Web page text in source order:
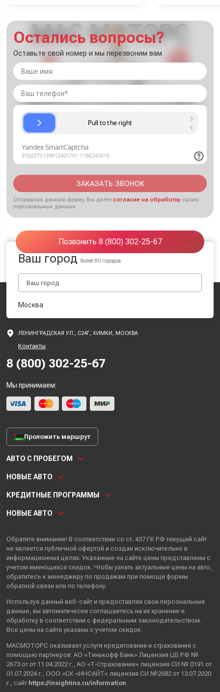
Остались вопросы?
Оставьте свой номер и мы перезвоним вам
ЗАКАЗАТЬ ЗВОНОК
Отправляя данную форму Вы даетесогласие на обработку своих
персональных данных
Позвонить 8 (800) 302-25-67
Ваш городболее 80 городов
Москва
ЛЕНИНГРАДСКАЯ УЛ., С24Г, ХИМКИ, МОСКВА
Контакты
8 (800) 302-25-67
Мы принимаем:
Проложить маршрут
АВТО С ПРОБЕГОМ
НОВЫЕ АВТО
КРЕДИТНЫЕ ПРОГРАММЫ
НОВЫЕ АВТО
Обратите внимание! В соответствии со ст. 437 ГК РФ текущий сайт
не является публичной офертой и создан исключительно в
информационных целях. Указанные на сайте цены представлены с
учетом имеющихся скидок. Чтобы узнать актуальные цены на авто,
обратитесь к менеджеру по продажам при помощи формы
обратной связи или по телефону.
Используя данный веб-сайт и предоставляя свои персональные
данные , вы автоматически соглашаетесь на их хранение и
обработку в соответствии с федеральным законодательством.
Все цены на сайте указаны с учетом скидок.
МАСМОТОРС оказывает услуги кредитования и страхования с
помощью партнеров: АО «Тинькофф Банк» Лицензия ЦБ РФ №
2673 от от 11.04.2022 г., АО «Т‑Страхование» лицензия СИ № 0191 от
01.07.2024 г., ООО «СК «ИНСАЙТ» лицензия СИ №2682 от 13.07.2020
г., сайт https://insightins.ru/information